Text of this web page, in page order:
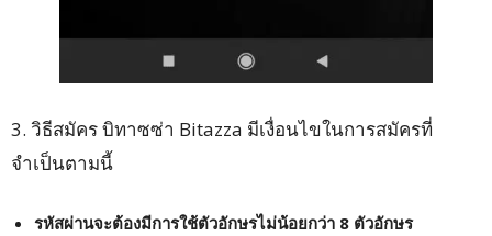
3. วิธีสมัคร บิทาซซ่า Bitazza มีเงื่อนไขในการสมัครที่
จำเป็นตามนี้
รหัสผ่านจะต้องมีการใช้ตัวอักษรไม่น้อยกว่า 8 ตัวอักษร